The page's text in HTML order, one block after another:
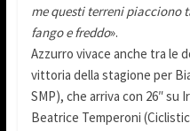
me questi terreni piacciono
fango e freddo».
Azzurro vivace anche tra le
vittoria della stagione per
SMP), che arriva con 26″ su
Beatrice Temperoni